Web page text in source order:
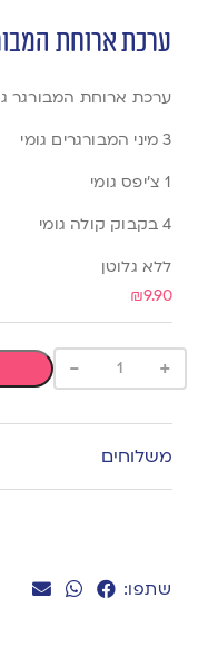
שתפו:
ערכת ארוחת
ערכת ארוחת המבורגר
3 מיני המבורגרים גומי
1 צ’יפס גומי
4 בקבוק קולה גומי
ללא גלוטן
₪9.90
+
-
משלוחים